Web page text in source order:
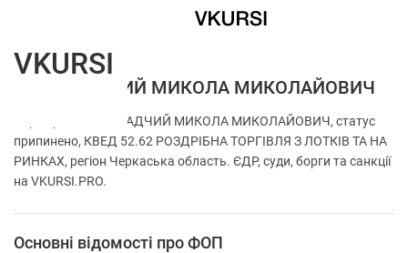
ФОП ОСАДЧИЙ МИКОЛА МИКОЛАЙОВИЧ
Перевірка ФОП ОСАДЧИЙ МИКОЛА МИКОЛАЙОВИЧ, статус
припинено, КВЕД 52.62 РОЗДРІБНА ТОРГІВЛЯ З ЛОТКІВ ТА НА
РИНКАХ, регіон Черкаська область. ЄДР, суди, борги та санкції
на VKURSI.PRO.
Основні відомості про ФОП
VKURSI